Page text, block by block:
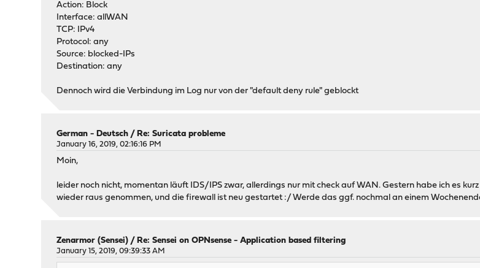
Action: Block
Interface: allWAN
TCP: IPv4
Protocol: any
Source: blocked-IPs
Destination: any
Dennoch wird die Verbindung im Log nur von der "default deny rule" geblockt
German - Deutsch /Re: Suricata probleme
January 16, 2019, 02:16:16 PM
Moin,
leider noch nicht, momentan läuft IDS/IPS zwar, allerdings nur mit check auf WAN. Gestern habe ich es
wieder raus genommen, und die firewall ist neu gestartet :/ Werde das ggf. nochmal an einem
Zenarmor (Sensei) /Re: Sensei on OPNsense - Application based filtering
January 15, 2019, 09:39:33 AM